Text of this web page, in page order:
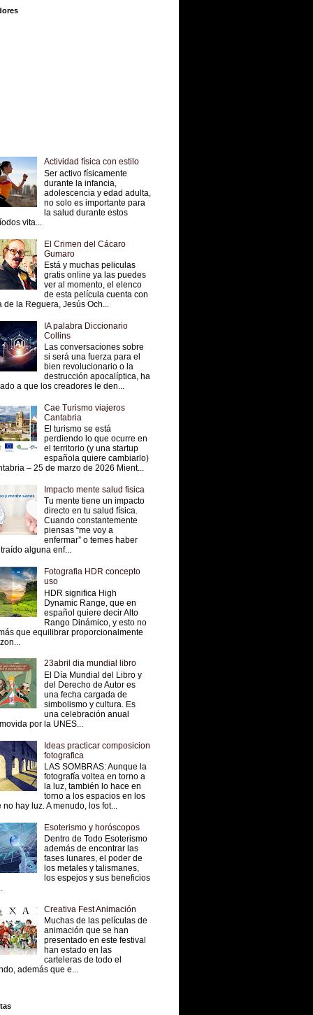
Actividad física con estilo
Ser activo físicamente
durante la infancia,
adolescencia y edad adulta,
no solo es importante para
la salud durante estos
vita...
El Crimen del Cácaro
Gumaro
Está y muchas peliculas
gratis online ya las puedes
ver al momento, el elenco
de esta película cuenta con
de la Reguera, Jesús Och...
IA palabra Diccionario
Collins
Las conversaciones sobre
si será una fuerza para el
bien revolucionario o la
destrucción apocalíptica, ha
a que los creadores le den...
Cae Turismo viajeros
Cantabria
El turismo se está
perdiendo lo que ocurre en
el territorio (y una startup
española quiere cambiarlo)
– 25 de marzo de 2026 Mient...
Impacto mente salud fisica
Tu mente tiene un impacto
directo en tu salud física.
Cuando constantemente
piensas “me voy a
enfermar” o temes haber
alguna enf...
Fotografia HDR concepto
uso
HDR significa High
Dynamic Range, que en
español quiere decir Alto
Rango Dinámico, y esto no
que equilibrar proporcionalmente
23abril dia mundial libro
El Día Mundial del Libro y
del Derecho de Autor es
una fecha cargada de
simbolismo y cultura. Es
una celebración anual
por la UNES...
Ideas practicar composicion
fotografica
LAS SOMBRAS: Aunque la
fotografía voltea en torno a
la luz, también lo hace en
torno a los espacios en los
no hay luz. A menudo, los fot...
Esoterismo y horóscopos
Dentro de Todo Esoterismo
además de encontrar las
fases lunares, el poder de
los metales y talismanes,
los espejos y sus beneficios
Creativa Fest Animación
Muchas de las películas de
animación que se han
presentado en este festival
han estado en las
carteleras de todo el
además que e...